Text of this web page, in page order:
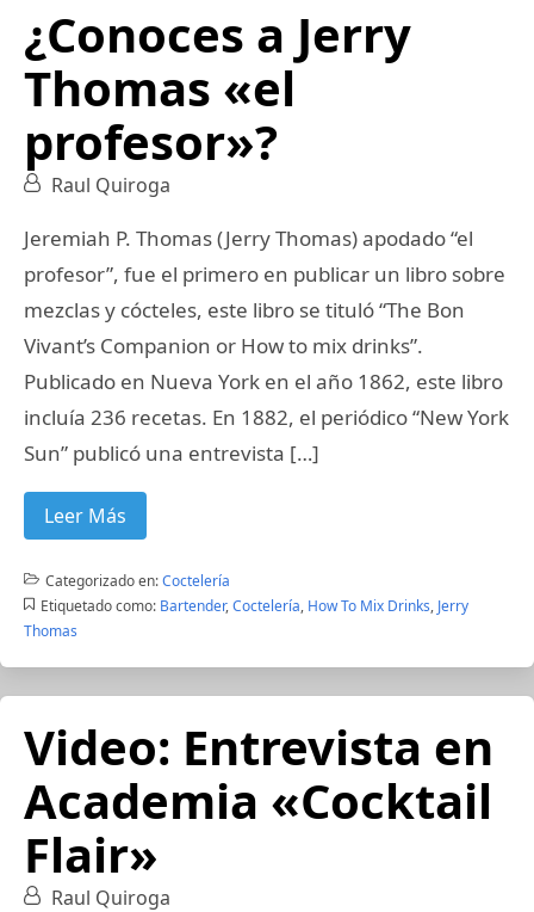
¿Conoces a Jerry
Thomas «el
profesor»?
Raul Quiroga
Jeremiah P. Thomas (Jerry Thomas) apodado “el
profesor”, fue el primero en publicar un libro sobre
mezclas y cócteles, este libro se tituló “The Bon
Vivant’s Companion or How to mix drinks”.
Publicado en Nueva York en el año 1862, este libro
incluía 236 recetas. En 1882, el periódico “New York
Sun” publicó una entrevista […]
Leer Más
Categorizado en:Coctelería
Etiquetado como: Bartender,Coctelería, How To Mix Drinks, Jerry
Thomas
Video: Entrevista en
Academia «Cocktail
Flair»
Raul Quiroga